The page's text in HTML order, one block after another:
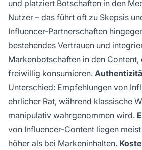
und platziert Botschaften in den
Nutzer – das führt oft zu Skepsis
Influencer-Partnerschaften
bestehendes Vertrauen und
Markenbotschaften in den Content,
freiwillig konsumieren.
Unterschied: Empfehlungen von
ehrlicher Rat, während klassische
manipulativ wahrgenommen wird.
von Influencer-Content liegen
höher als bei Markeninhalten.